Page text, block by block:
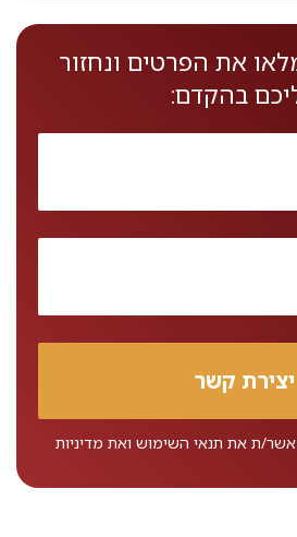
את הפרטים ונחזור
בהקדם:
ת את תנאי השימוש ואת מדיניות